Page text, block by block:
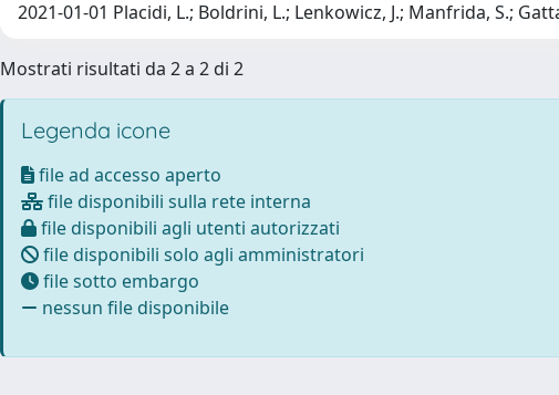
2021-01-01 Placidi, L.; Boldrini, L.; Lenkowicz, J.; Manfrida, S.;
Mostrati risultati da 2 a 2 di 2
Legenda icone
file ad accesso aperto
file disponibili sulla rete interna
file disponibili agli utenti autorizzati
file disponibili solo agli amministratori
file sotto embargo
nessun file disponibile